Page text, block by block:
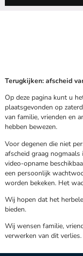
Terugkijken: afscheid
Op deze pagina kunt u
plaatsgevonden op
van familie, vrienden en
hebben bewezen.
Voor degenen die niet
afscheid graag
video-opname
een persoonlijk
worden bekeken. Het
Wij hopen dat het
bieden.
Wij wensen familie,
verwerken van dit verlies.